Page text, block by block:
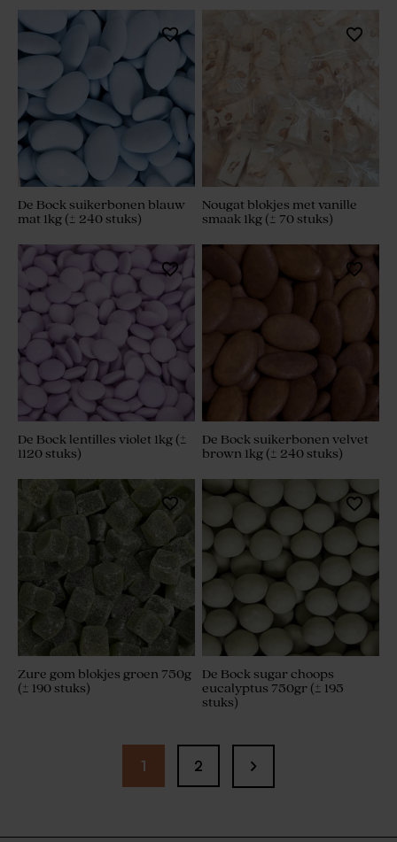
De Bock suikerbonen blauw
mat 1kg (± 240 stuks)
Nougat blokjes met vanille
smaak 1kg (± 70 stuks)
De Bock lentilles violet 1kg (±
1120 stuks)
De Bock suikerbonen velvet
brown 1kg (± 240 stuks)
Zure gom blokjes groen 750g
(± 190 stuks)
De Bock sugar choops
eucalyptus 750gr (± 195
stuks)
1 2